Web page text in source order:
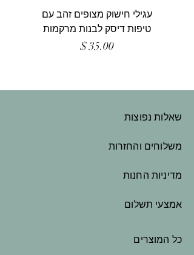
עגילי חישוק מצופים זהב עם
טיפות דיסק לבנות מרקמות
מחיר
שאלות נפוצות
משלוחים והחזרות
מדיניות החנות
אמצעי תשלום
כל המוצרים